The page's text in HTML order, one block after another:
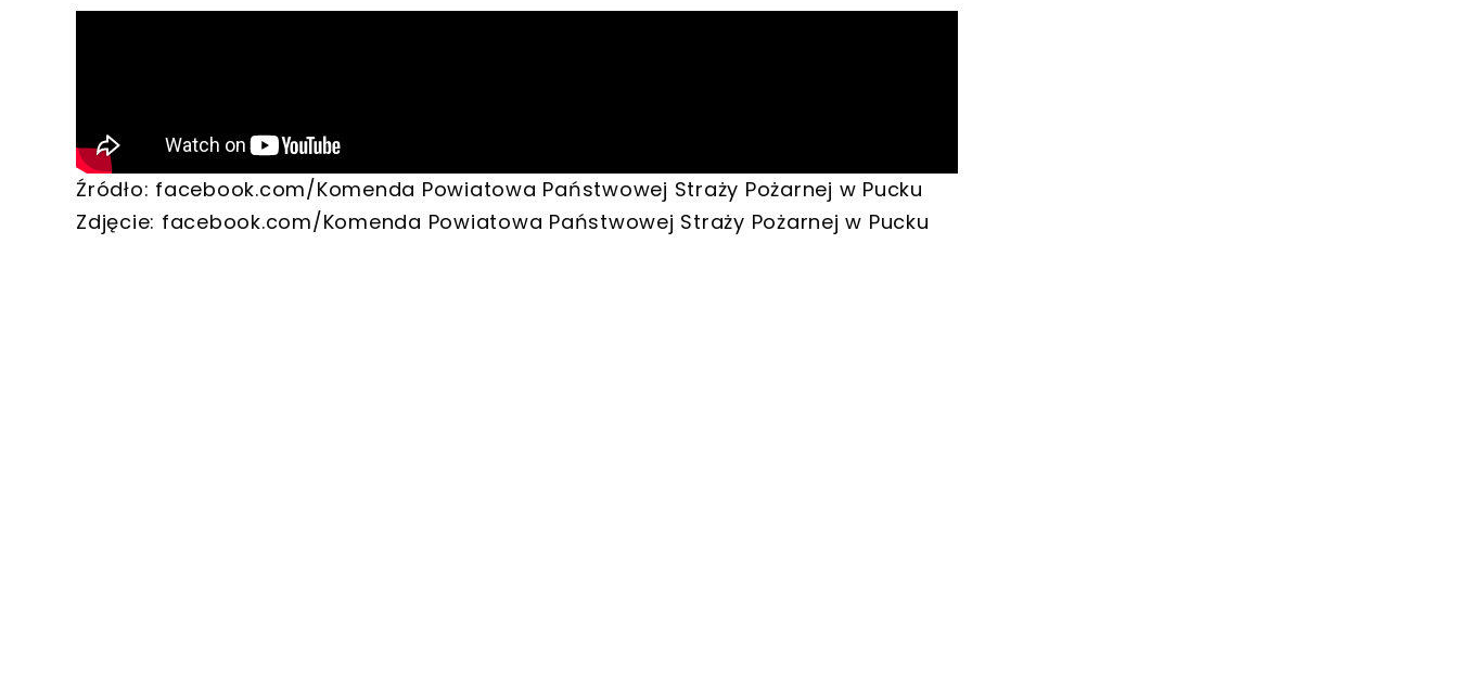
Źródło: facebook.com/Komenda Powiatowa Państwowej Straży Pożarnej w Pucku
Zdjęcie: facebook.com/Komenda Powiatowa Państwowej Straży Pożarnej w Pucku